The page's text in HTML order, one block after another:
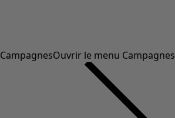
CampagnesOuvrir le menu Campagnes